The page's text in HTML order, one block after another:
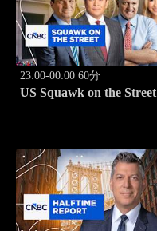
23:00-00:00 60分
US Squawk on the Street